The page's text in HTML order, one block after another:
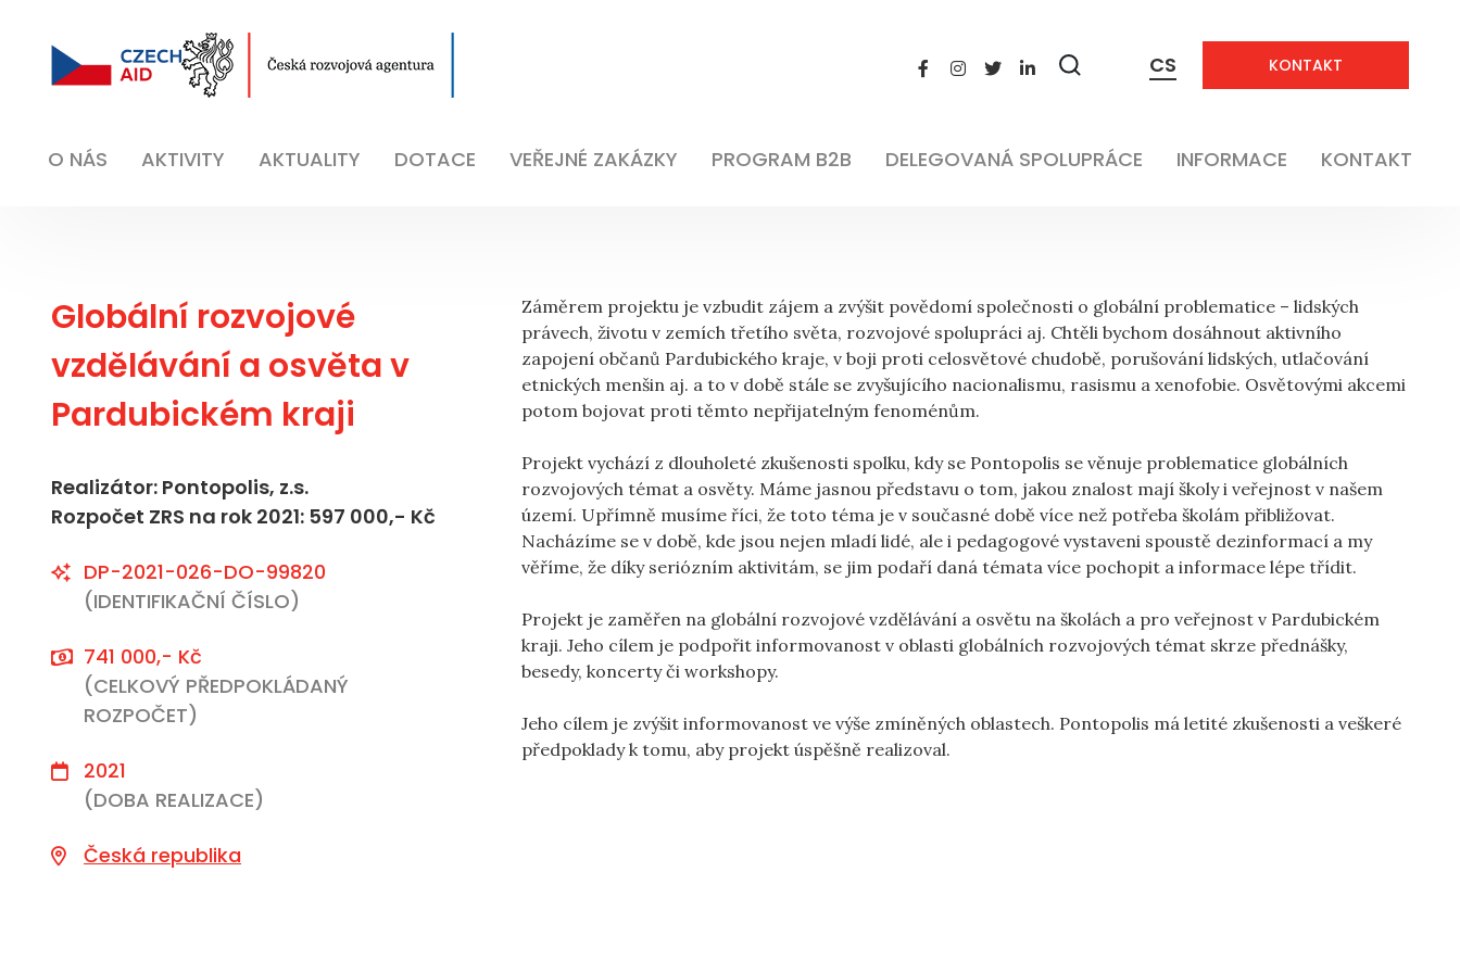
Zobrazit
CS KONTAKT
O NÁS AKTIVITY AKTUALITY DOTACE VEŘEJNÉ ZAKÁZKY PROGRAM B2B DELEGOVANÁ SPOLUPRÁCE INFORMACE KONTAKT
Neaplikovatelné
Neaplikovatelné
Globální rozvojové
vzdělávání a osvěta v
Pardubickém kraji
Realizátor: Pontopolis, z.s.
Rozpočet ZRS na rok 2021: 597 000,- Kč
DP-2021-026-DO-99820
(IDENTIFIKAČNÍ ČÍSLO)
741 000,- Kč
(CELKOVÝ PŘEDPOKLÁDANÝ
ROZPOČET)
2021
(DOBA REALIZACE)
Česká republika
Záměrem projektu je vzbudit zájem a zvýšit povědomí společnosti o globální problematice – lidských
právech, životu v zemích třetího světa, rozvojové spolupráci aj. Chtěli bychom dosáhnout aktivního
zapojení občanů Pardubického kraje, v boji proti celosvětové chudobě, porušování lidských, utlačování
etnických menšin aj. a to v době stále se zvyšujícího nacionalismu, rasismu a xenofobie. Osvětovými akcemi
potom bojovat proti těmto nepřijatelným fenoménům.
Projekt vychází z dlouholeté zkušenosti spolku, kdy se Pontopolis se věnuje problematice globálních
rozvojových témat a osvěty. Máme jasnou představu o tom, jakou znalost mají školy i veřejnost v našem
území. Upřímně musíme říci, že toto téma je v současné době více než potřeba školám přibližovat.
Nacházíme se v době, kde jsou nejen mladí lidé, ale i pedagogové vystaveni spoustě dezinformací a my
věříme, že díky seriózním aktivitám, se jim podaří daná témata více pochopit a informace lépe třídit.
Projekt je zaměřen na globální rozvojové vzdělávání a osvětu na školách a pro veřejnost v Pardubickém
kraji. Jeho cílem je podpořit informovanost v oblasti globálních rozvojových témat skrze přednášky,
besedy, koncerty či workshopy.
Jeho cílem je zvýšit informovanost ve výše zmíněných oblastech. Pontopolis má letité zkušenosti a veškeré
předpoklady k tomu, aby projekt úspěšně realizoval.